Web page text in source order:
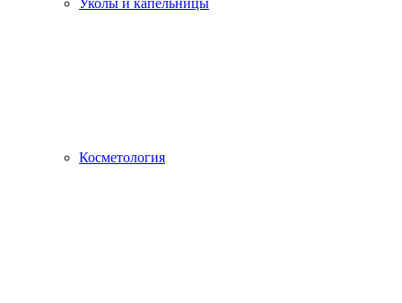
Уколы и капельницы
Косметология